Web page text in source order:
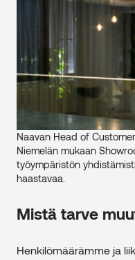
Naavan Head of
Niemelän mukaan
työympäristön
haastavaa.
Mistä tarve
Henkilömäärämme ja